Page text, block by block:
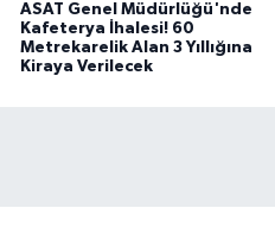
ASAT Genel Müdürlüğü'nde
Kafeterya İhalesi! 60
Metrekarelik Alan 3 Yıllığına
Kiraya Verilecek